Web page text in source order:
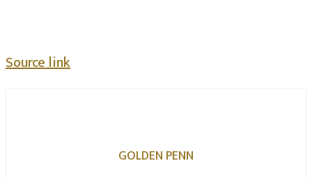
Source link
GOLDEN PENN